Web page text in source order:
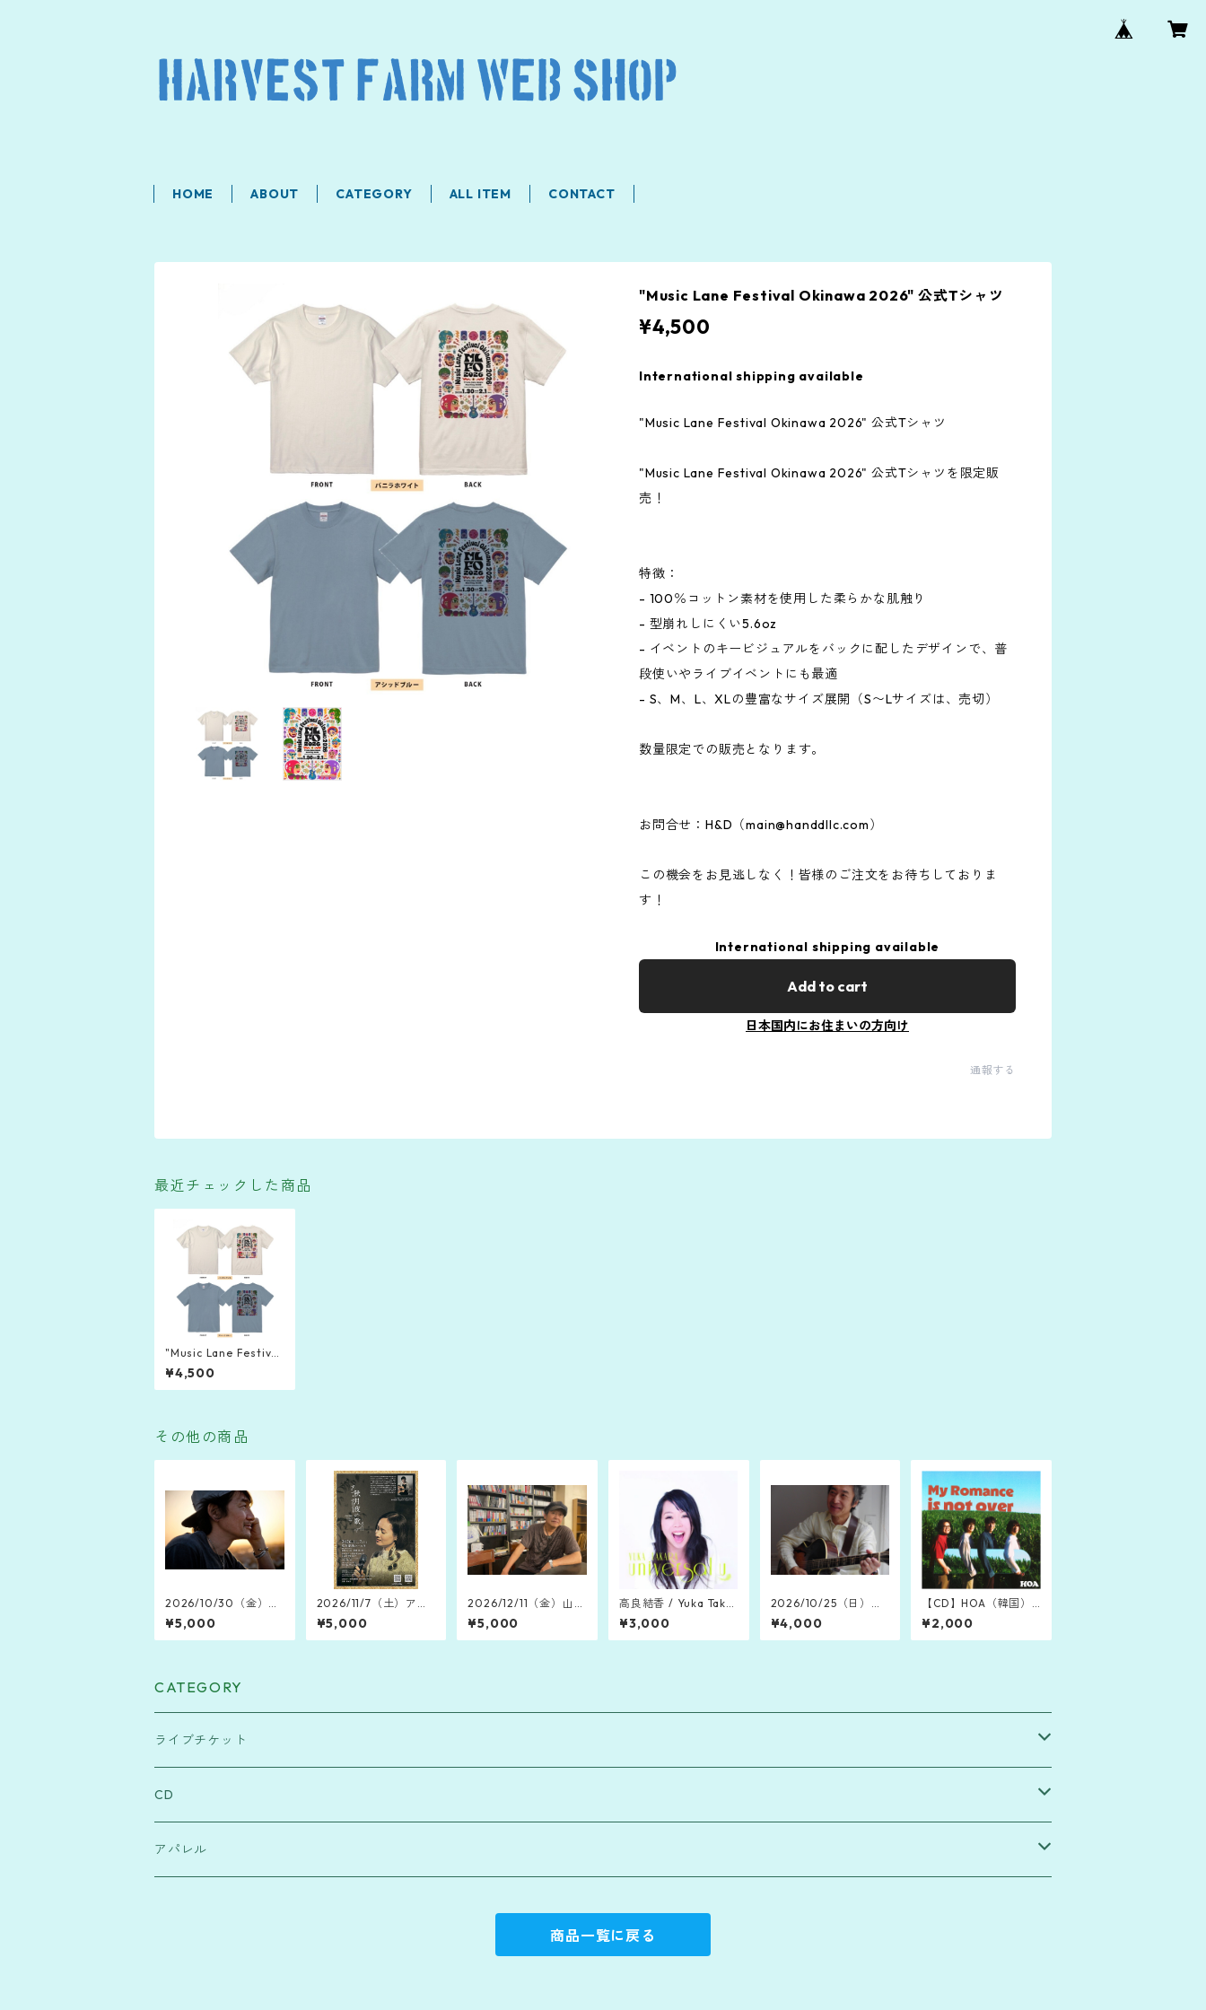
HOME ABOUT CATEGORY ALL ITEM CONTACT
"Music Lane Festival Okinawa 2026" 公式Tシャツ
¥4,500
International shipping available
"Music Lane Festival Okinawa 2026" 公式Tシャツ
"Music Lane Festival Okinawa 2026" 公式Tシャツを限定販
売！
特徴：
- 100％コットン素材を使用した柔らかな肌触り
- 型崩れしにくい5.6oz
- イベントのキービジュアルをバックに配したデザインで、普
段使いやライブイベントにも最適
- S、M、L、XLの豊富なサイズ展開（S〜Lサイズは、売切）
数量限定での販売となります。
お問合せ：H&D（main@handdllc.com）
この機会をお見逃しなく！皆様のご注文をお待ちしておりま
す！
International shipping available
Add to cart
日本国内にお住まいの方向け
通報する
最近チェックした商品
"Music Lane Festival
Okinawa 2026" 公式
Tシャツ
¥4,500
その他の商品
2026/10/30（金）山
口洋 (HEATWAVE) SO
LO TOUR 2026 "Mr.O
UTSIDE"
¥5,000
2026/11/7（土）アン
サリー コンサート202
6「秋月夜の歌」（手
数料無料 | 当日お渡
¥5,000
2026/12/11（金）山木
康世 Live Library 2
026 ～沖縄師走冬銀河
★島のXmas～（那
¥5,000
高良結香 / Yuka Takar
a「Universal U」(201
1)
¥3,000
2026/10/25（日）友
部正人 ニューアルバム
「長い旅」発売記念ソ
ロライブ
¥4,000
【CD】HOA（韓国）
「My Romance is not
over」
¥2,000
CATEGORY
ライブチケット
Music Lane Festival Okinawa
Yuka Takara 20th Anniversary
CD
高良結香 / Yuka Takara
アパレル
商品一覧に戻る